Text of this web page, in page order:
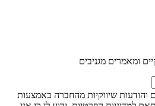
ומאמרים מגניבים
והודעות שיווקיות מהחברה באמצעות